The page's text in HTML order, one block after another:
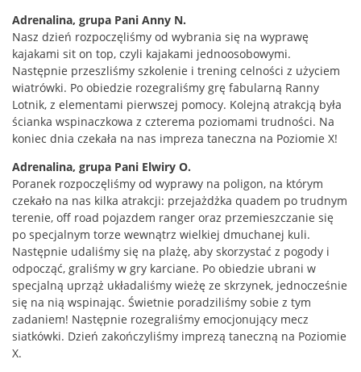
Adrenalina, grupa Pani Anny N.
Nasz dzień rozpoczęliśmy od wybrania się na wyprawę
kajakami sit on top, czyli kajakami jednoosobowymi.
Następnie przeszliśmy szkolenie i trening celności z użyciem
wiatrówki. Po obiedzie rozegraliśmy grę fabularną Ranny
Lotnik, z elementami pierwszej pomocy. Kolejną atrakcją była
ścianka wspinaczkowa z czterema poziomami trudności. Na
koniec dnia czekała na nas impreza taneczna na Poziomie X!
Adrenalina, grupa Pani Elwiry O.
Poranek rozpoczęliśmy od wyprawy na poligon, na którym
czekało na nas kilka atrakcji: przejażdżka quadem po trudnym
terenie, off road pojazdem ranger oraz przemieszczanie się
po specjalnym torze wewnątrz wielkiej dmuchanej kuli.
Następnie udaliśmy się na plażę, aby skorzystać z pogody i
odpocząć, graliśmy w gry karciane. Po obiedzie ubrani w
specjalną uprząż układaliśmy wieżę ze skrzynek, jednocześnie
się na nią wspinając. Świetnie poradziliśmy sobie z tym
zadaniem! Następnie rozegraliśmy emocjonujący mecz
siatkówki. Dzień zakończyliśmy imprezą taneczną na Poziomie
X.